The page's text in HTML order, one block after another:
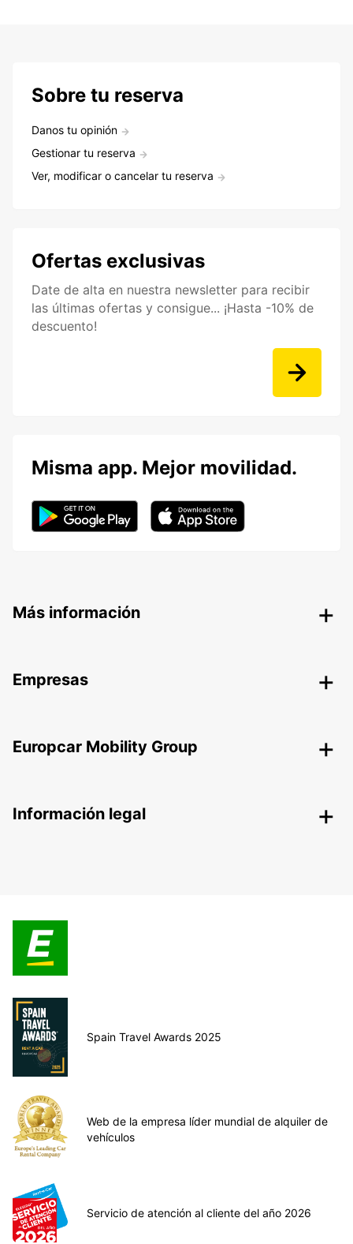
Sobre tu reserva
Danos tu opinión
Gestionar tu reserva
Ver, modificar o cancelar tu reserva
Ofertas exclusivas
Date de alta en nuestra newsletter para recibir
las últimas ofertas y consigue... ¡Hasta -10% de
descuento!
Misma app. Mejor movilidad.
Más información
Empresas
Europcar Mobility Group
Información legal
Spain Travel Awards 2025
Web de la empresa líder mundial de alquiler de
vehículos
Servicio de atención al cliente del año 2026